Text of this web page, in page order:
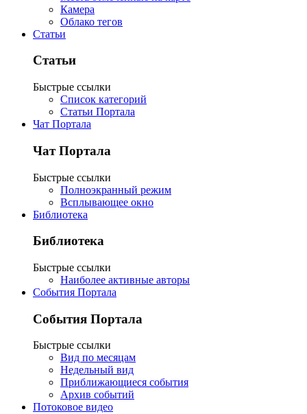
Камера
Облако тегов
Статьи
Статьи
Быстрые ссылки
Список категорий
Статьи Портала
Чат Портала
Чат Портала
Быстрые ссылки
Полноэкранный режим
Всплывающее окно
Библиотека
Библиотека
Быстрые ссылки
Наиболее активные авторы
События Портала
События Портала
Быстрые ссылки
Вид по месяцам
Недельный вид
Приближающиеся события
Архив событий
Потоковое видео